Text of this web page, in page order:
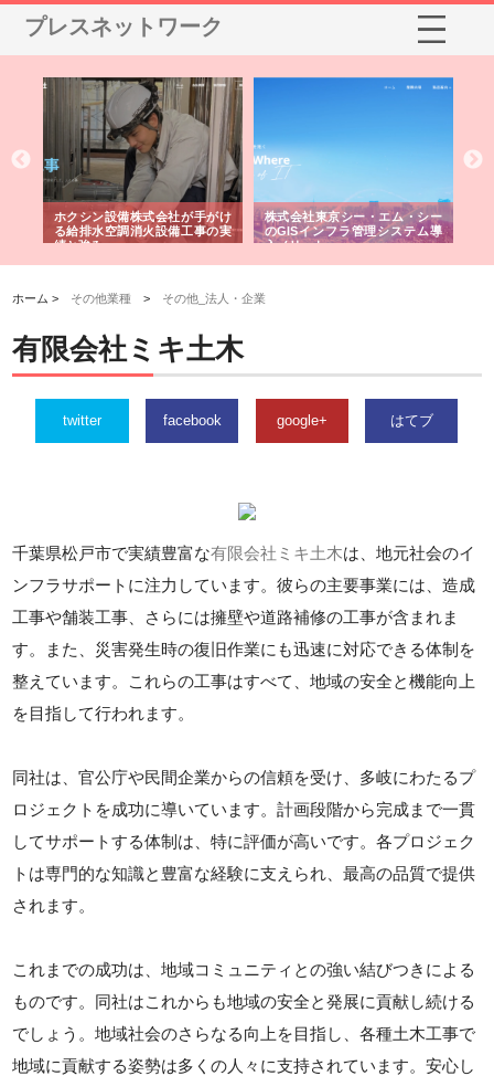
プレスネットワーク
ホクシン設備株式会社が手がけ
る給排水空調消火設備工事の実
績と強み
株式会社東京シー・エム・シー
のGISインフラ管理システム導
入メリット
ホーム > その他業種 > その他_法人・企業
有限会社ミキ土木
twitter facebook google+ はてブ
千葉県松戸市で実績豊富な有限会社ミキ土木は、地元社会のイ
ンフラサポートに注力しています。彼らの主要事業には、造成
工事や舗装工事、さらには擁壁や道路補修の工事が含まれま
す。また、災害発生時の復旧作業にも迅速に対応できる体制を
整えています。これらの工事はすべて、地域の安全と機能向上
を目指して行われます。
同社は、官公庁や民間企業からの信頼を受け、多岐にわたるプ
ロジェクトを成功に導いています。計画段階から完成まで一貫
してサポートする体制は、特に評価が高いです。各プロジェク
トは専門的な知識と豊富な経験に支えられ、最高の品質で提供
されます。
これまでの成功は、地域コミュニティとの強い結びつきによる
ものです。同社はこれからも地域の安全と発展に貢献し続ける
でしょう。地域社会のさらなる向上を目指し、各種土木工事で
地域に貢献する姿勢は多くの人々に支持されています。安心し